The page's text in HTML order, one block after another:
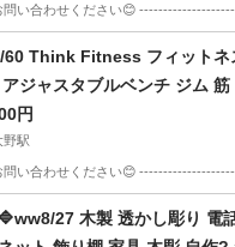
問い合わせください😊
アームチェア
60 Think Fitness フィットネ
ジャスタブルベンチ ジム 筋
ジム ★直接引取歓迎
円
野駅
問い合わせください😊
大野駅 その他 画像
27 木製 透かし彫り 電